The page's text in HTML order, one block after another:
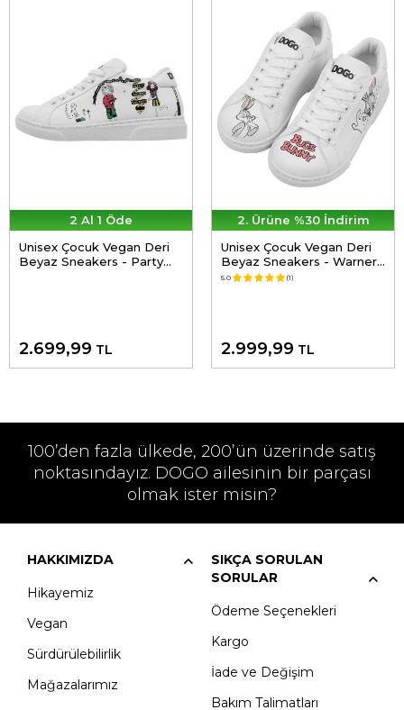
2 Al 1 Öde
Unisex Çocuk Vegan Deri
Beyaz Sneakers - Party
2.699,99 TL
2. Ürüne %30 İndirim
Unisex Çocuk Vegan Deri
Beyaz Sneakers - Warner
Bros What's up Doc Bugs
5.0 (1)
2.999,99 TL
100’den fazla ülkede, 200’ün üzerinde satış
noktasındayız. DOGO ailesinin bir parçası
olmak ister misin?
HAKKIMIZDA
Hikayemiz
Vegan
Sürdürülebilirlik
Mağazalarımız
SIKÇA SORULAN
SORULAR
Ödeme Seçenekleri
Kargo
İade ve Değişim
Bakım Talimatları